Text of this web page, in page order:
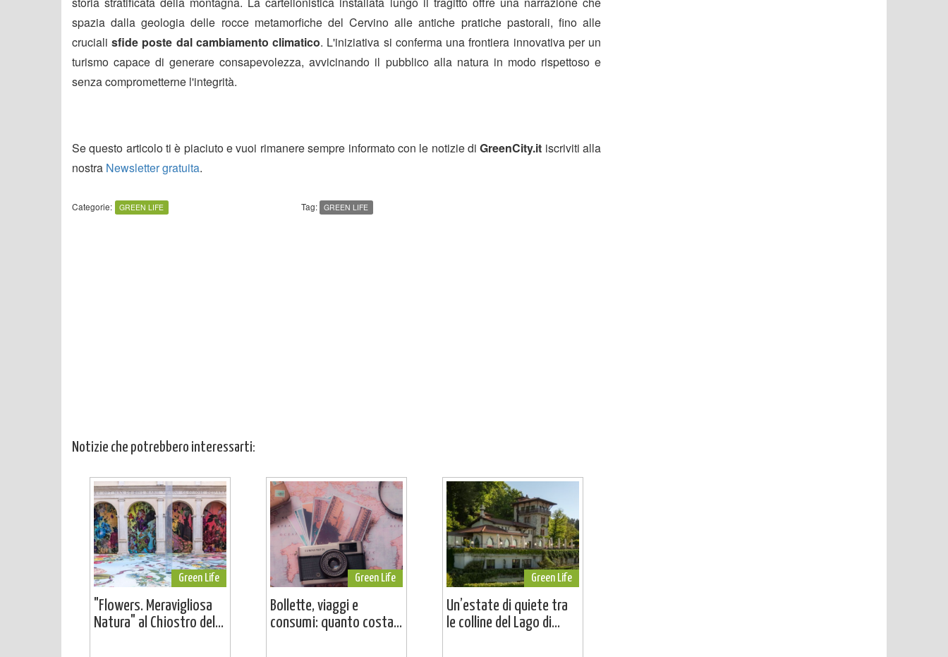
spazia dalla geologia delle rocce metamorfiche del Cervino alle antiche pratiche pastorali, fino alle
crucialisfide poste dal cambiamento climatico. L'iniziativa si conferma una frontiera innovativa per un
turismo capace di generare consapevolezza, avvicinando il pubblico alla natura in modo rispettoso e
senza comprometterne l'integrità.
Se questo articolo ti è piaciuto e vuoi rimanere sempre informato con le notizie diGreenCity.it iscriviti alla
nostra Newsletter gratuita.
Categorie: GREEN LIFE Tag: GREEN LIFE
Notizie che potrebbero interessarti:
Green Life
"Flowers. Meravigliosa
Natura" al Chiostro del...
Green Life
Bollette, viaggi e
consumi: quanto costa...
Green Life
Un’estate di quiete tra
le colline del Lago di...